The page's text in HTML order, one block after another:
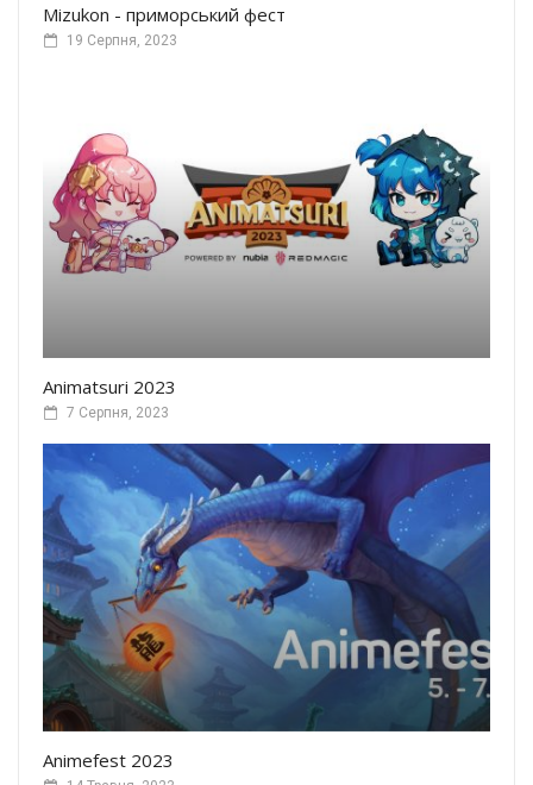
Mizukon - приморський фест
19 Серпня, 2023
Animatsuri 2023
7 Серпня, 2023
Animefest 2023